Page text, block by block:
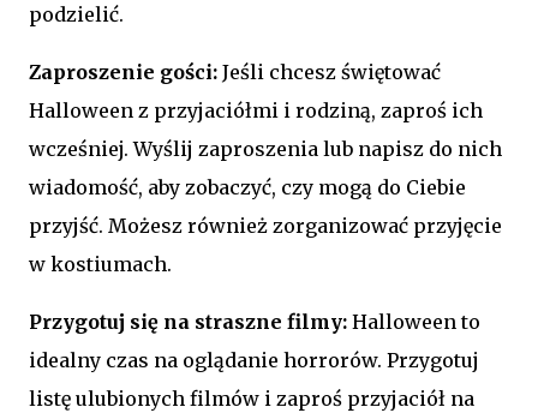
podzielić.
Zaproszenie gości: Jeśli chcesz świętować
Halloween z przyjaciółmi i rodziną, zaproś ich
wcześniej. Wyślij zaproszenia lub napisz do nich
wiadomość, aby zobaczyć, czy mogą do Ciebie
przyjść. Możesz również zorganizować przyjęcie
w kostiumach.
Przygotuj się na straszne filmy: Halloween to
idealny czas na oglądanie horrorów. Przygotuj
listę ulubionych filmów i zaproś przyjaciół na